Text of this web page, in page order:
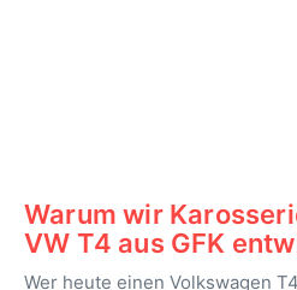
Warum wir
VW T4 aus GFK
Wer heute einen Volkswagen